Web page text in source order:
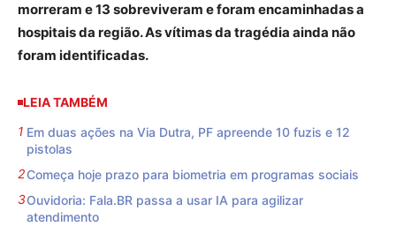
morreram e 13 sobreviveram e foram encaminhadas a
hospitais da região. As vítimas da tragédia ainda não
foram identificadas.
LEIA TAMBÉM
Em duas ações na Via Dutra, PF apreende 10 fuzis e 12
pistolas
Começa hoje prazo para biometria em programas sociais
Ouvidoria: Fala.BR passa a usar IA para agilizar
atendimento